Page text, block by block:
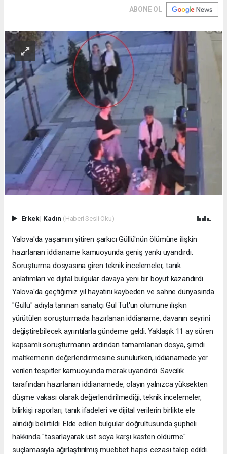
ABONE OL
Erkek| Kadın (Haberi Sesli Oku)
Yalova'da yaşamını yitiren şarkıcı Güllü'nün ölümüne ilişkin
hazırlanan iddianame kamuoyunda geniş yankı uyandırdı.
Soruşturma dosyasına giren teknik incelemeler, tanık
anlatımları ve dijital bulgular davaya yeni bir boyut kazandırdı.
Yalova'da geçtiğimiz yıl hayatını kaybeden ve sahne dünyasında
"Güllü" adıyla tanınan sanatçı Gül Tut'un ölümüne ilişkin
yürütülen soruşturmada hazırlanan iddianame, davanın seyrini
değiştirebilecek ayrıntılarla gündeme geldi. Yaklaşık 11 ay süren
kapsamlı soruşturmanın ardından tamamlanan dosya, şimdi
mahkemenin değerlendirmesine sunulurken, iddianamede yer
verilen tespitler kamuoyunda merak uyandırdı. Savcılık
tarafından hazırlanan iddianamede, olayın yalnızca yüksekten
düşme vakası olarak değerlendirilmediği, teknik incelemeler,
bilirkişi raporları, tanık ifadeleri ve dijital verilerin birlikte ele
alındığı belirtildi. Elde edilen bulgular doğrultusunda şüpheli
hakkında "tasarlayarak üst soya karşı kasten öldürme"
suçlamasıyla ağırlaştırılmış müebbet hapis cezası talep edildi.